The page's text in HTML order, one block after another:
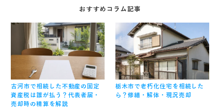
おすすめコラム記事
古河市で相続した不動産の固定
資産税は誰が払う？代表者届・
売却時の精算を解説
栃木市で老朽化住宅を相続した
ら？修繕・解体・現況売却